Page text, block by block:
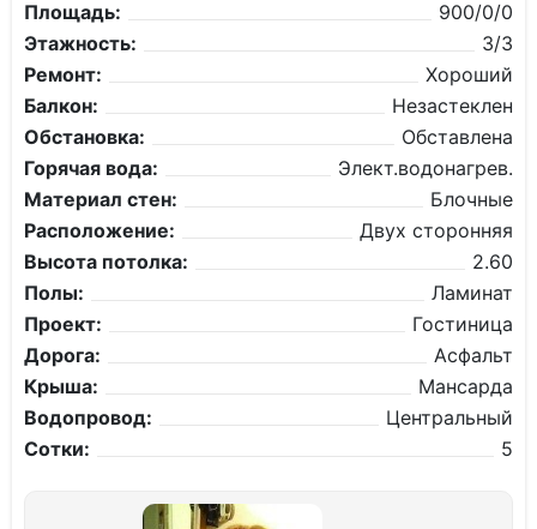
Площадь:
900/0/0
Этажность:
3/3
Ремонт:
Хороший
Балкон:
Незастеклен
Обстановка:
Обставлена
Горячая вода:
Элект.водонагрев.
Материал стен:
Блочные
Расположение:
Двух сторонняя
Высота потолка:
2.60
Полы:
Ламинат
Проект:
Гостиница
Дорога:
Асфальт
Крыша:
Мансарда
Водопровод:
Центральный
Сотки:
5